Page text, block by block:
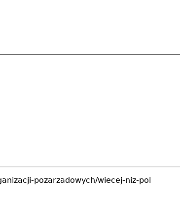
pozarzadowych/wiecej-niz-pol